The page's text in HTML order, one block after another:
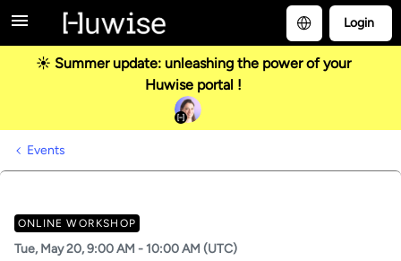
Login
☀️ Summer update: unleashing the power of your
Huwise portal !
Events
ONLINE WORKSHOP
Tue, May 20, 9:00 AM - 10:00 AM (UTC)